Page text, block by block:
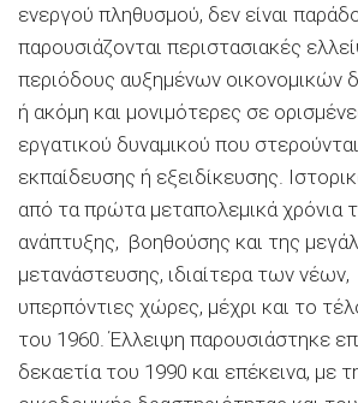
ενεργού πληθυσμού, δεν είναι
παρουσιάζονται περιστασιακές
περιόδους αυξημένων οικονομικών
ή ακόμη και μονιμότερες σε
εργατικού δυναμικού που
εκπαίδευσης ή εξειδίκευσης.
από τα πρώτα μεταπολεμικά χρόνια
ανάπτυξης, βοηθούσης και της
μετανάστευσης, ιδιαίτερα των νέων,
υπερπόντιες χώρες, μέχρι και το
του 1960. Έλλειψη παρουσιάστηκε
δεκαετία του 1990 και επέκεινα, με